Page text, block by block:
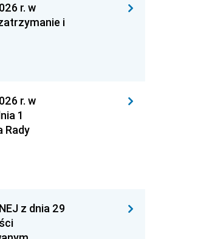
r. w
i
r. w
1
Rady
z dnia 29